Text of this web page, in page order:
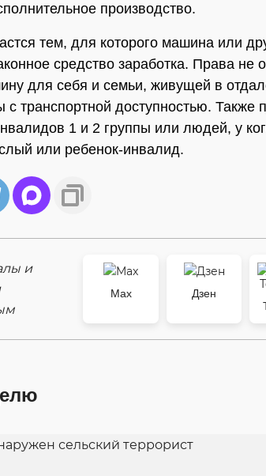
производство.
тем, для которого машина или
средство заработка. Права не
для себя и семьи, живущей в
с транспортной доступностью. Также
1 и 2 группы или людей, у
или ребенок-инвалид.
и
Max
Дзен